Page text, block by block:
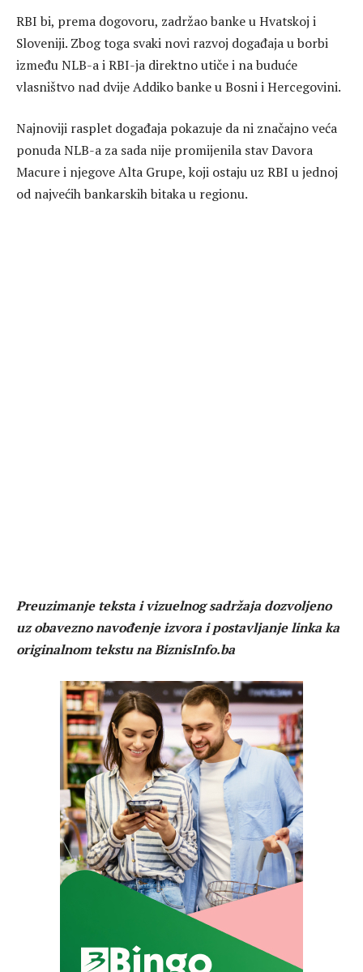
RBI bi, prema dogovoru, zadržao banke u Hvatskoj i
Sloveniji. Zbog toga svaki novi razvoj događaja u borbi
između NLB-a i RBI-ja direktno utiče i na buduće
vlasništvo nad dvije Addiko banke u Bosni i Hercegovini.
Najnoviji rasplet događaja pokazuje da ni značajno veća
ponuda NLB-a za sada nije promijenila stav Davora
Macure i njegove Alta Grupe, koji ostaju uz RBI u jednoj
od najvećih bankarskih bitaka u regionu.
Preuzimanje teksta i vizuelnog sadržaja dozvoljeno
uz obavezno navođenje izvora i postavljanje linka ka
originalnom tekstu na BiznisInfo.ba